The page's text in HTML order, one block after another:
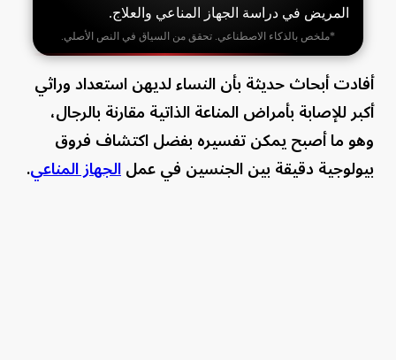
المريض في دراسة الجهاز المناعي والعلاج.
*ملخص بالذكاء الاصطناعي. تحقق من السياق في النص الأصلي.
أفادت أبحاث حديثة بأن النساء لديهن ​استعداد وراثي
أكبر للإصابة بأمراض المناعة الذاتية مقارنة بالرجال،
وهو ما أصبح يمكن تفسيره بفضل اكتشاف فروق
بيولوجية دقيقة بين الجنسين في عملالجهاز المناعي.